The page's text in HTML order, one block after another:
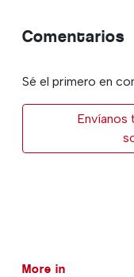
Comentarios
Sé el primero en
Envíanos
More in